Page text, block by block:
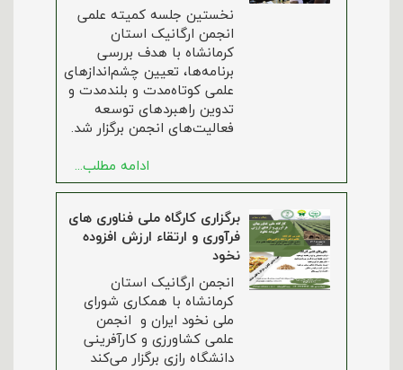
نخستین جلسه کمیته علمی
انجمن ارگانیک استان
کرمانشاه با هدف بررسی
برنامه‌ها، تعیین چشم‌اندازهای
علمی کوتاه‌مدت و بلندمدت و
تدوین راهبردهای توسعه
فعالیت‌های انجمن برگزار شد.
ادامه مطلب...
برگزاری کارگاه ملی فناوری های
فرآوری و ارتقاء ارزش افزوده
نخود
انجمن ارگانیک استان
کرمانشاه با همکاری شورای
ملی نخود ایران و انجمن
علمی کشاورزی و کارآفرینی
دانشگاه رازی برگزار می‌کند